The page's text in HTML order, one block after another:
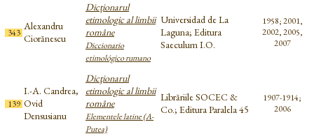
343
Alexandru
Ciorănescu
Dicționarul
etimologic al limbii
române
Diccionario
etimológico rumano
Universidad de La
Laguna; Editura
Saeculum I.O.
1958; 2001,
2002, 2005,
2007
139
I.-A. Candrea,
Ovid
Densusianu
Dicţionarul
etimologic al limbii
române
Elementele latine (A-
Putea)
Librăriile SOCEC &
Co.; Editura Paralela 45
1907-1914;
2006